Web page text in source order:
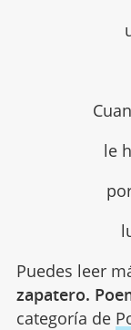
le
Puedes leer
zapatero.
categoría de